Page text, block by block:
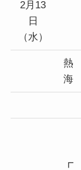
2月13
日
（水）
熱
海
┏